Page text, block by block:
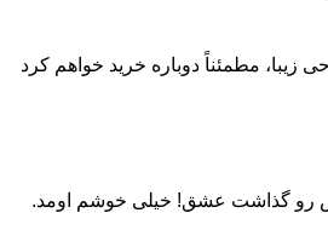
زیبا، مطمئناً دوباره خرید خواهم کرد
رو گذاشت عشق! خیلی خوشم اومد.